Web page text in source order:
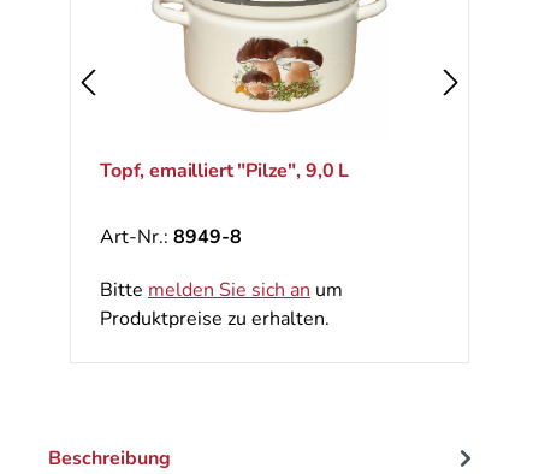
Topf, emailliert "Pilze", 9,0 L
Art-Nr.: 8949-8
Bitte melden Sie sich an um
Produktpreise zu erhalten.
Beschreibung